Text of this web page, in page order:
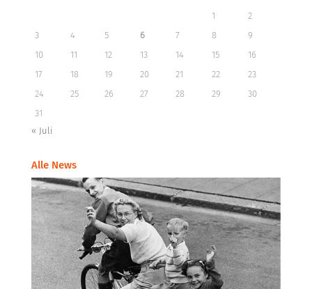
1
2
3
4 5 6 7 8
9
10
11 12 13 14 15
16
17
18 19 20 21 22
23
24
25 26 27 28 29
30
31
« Juli
Alle News